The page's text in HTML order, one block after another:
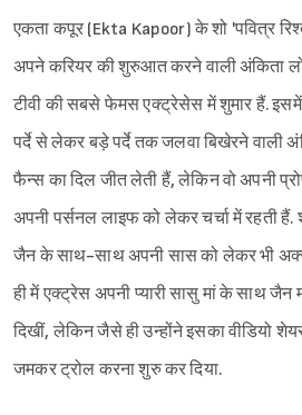
एकता कपूर (Ekta Kapoor) के शो 'पवित्र
अपने करियर की शुरुआत करने वाली अंकिता
टीवी की सबसे फेमस एक्ट्रेसेस में शुमार हैं. इसमें
पर्दे से लेकर बड़े पर्दे तक जलवा बिखेरने वाली
फैन्स का दिल जीत लेती हैं, लेकिन वो अपनी
अपनी पर्सनल लाइफ को लेकर चर्चा में रहती हैं.
जैन के साथ-साथ अपनी सास को लेकर भी
ही में एक्ट्रेस अपनी प्यारी सासु मां के साथ जैन
दिखीं, लेकिन जैसे ही उन्होंने इसका वीडियो
जमकर ट्रोल करना शुरु कर दिया.